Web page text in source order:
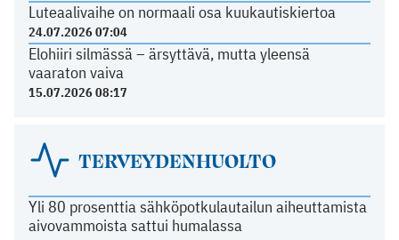
Luteaalivaihe on normaali osa kuukautiskiertoa
24.07.2026 07:04
Elohiiri silmässä – ärsyttävä, mutta yleensä
vaaraton vaiva
15.07.2026 08:17
TERVEYDENHUOLTO
Yli 80 prosenttia sähköpotkulautailun aiheuttamista
aivovammoista sattui humalassa